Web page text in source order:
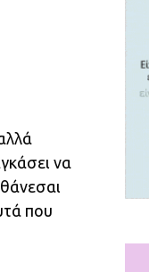
να
που